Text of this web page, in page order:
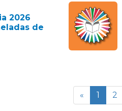
2026
de
« 1 2